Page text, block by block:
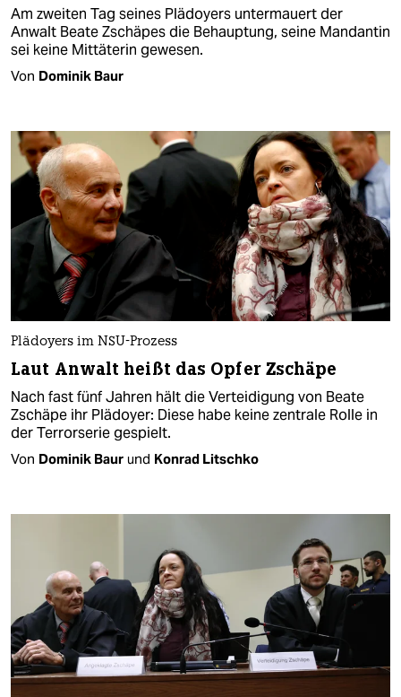
Am zweiten Tag seines Plädoyers untermauert der
Anwalt Beate Zschäpes die Behauptung, seine Mandantin
sei keine Mittäterin gewesen.
Von Dominik Baur
Plädoyers im NSU-Prozess
Laut Anwalt heißt das Opfer Zschäpe
Nach fast fünf Jahren hält die Verteidigung von Beate
Zschäpe ihr Plädoyer: Diese habe keine zentrale Rolle in
der Terrorserie gespielt.
Von Dominik Baur und Konrad Litschko